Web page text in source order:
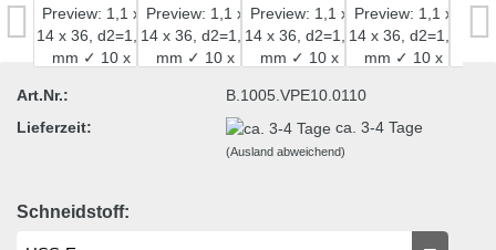
Art.Nr.:
B.1005.VPE10.0110
Lieferzeit:
ca. 3-4 Tage
(Ausland abweichend)
Schneidstoff: